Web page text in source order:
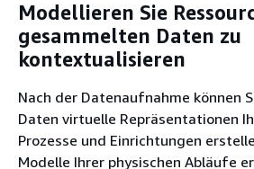
Modellieren Sie
gesammelten Daten zu
kontextualisieren
Nach der Datenaufnahme können
Daten virtuelle Repräsentationen
Prozesse und Einrichtungen
Modelle Ihrer physischen Abläufe